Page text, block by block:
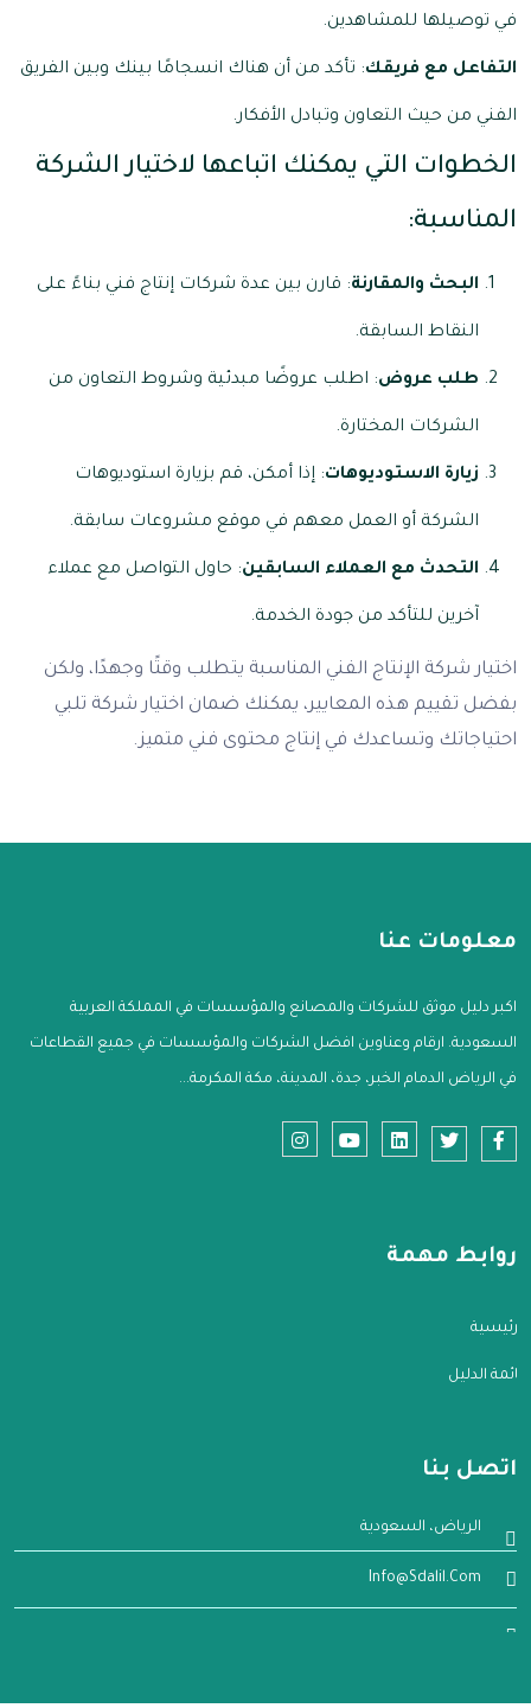
في توصيلها للمشاهدين.
التفاعل مع فريقك: تأكد من أن هناك انسجامًا بينك وبين الفريق
الفني من حيث التعاون وتبادل الأفكار.
الخطوات التي يمكنك اتباعها لاختيار الشركة
المناسبة:
البحث والمقارنة: قارن بين عدة شركات إنتاج فني بناءً على
النقاط السابقة.
طلب عروض: اطلب عروضًا مبدئية وشروط التعاون من
الشركات المختارة.
زيارة الاستوديوهات: إذا أمكن، قم بزيارة استوديوهات
الشركة أو العمل معهم في موقع مشروعات سابقة.
التحدث مع العملاء السابقين: حاول التواصل مع عملاء
آخرين للتأكد من جودة الخدمة.
اختيار شركة الإنتاج الفني المناسبة يتطلب وقتًا وجهدًا، ولكن
بفضل تقييم هذه المعايير، يمكنك ضمان اختيار شركة تلبي
احتياجاتك وتساعدك في إنتاج محتوى فني متميز.
معلومات عنا
اكبر دليل موثق للشركات والمصانع والمؤسسات في المملكة العربية
السعودية. ارقام وعناوين افضل الشركات والمؤسسات في جميع القطاعات
في الرياض الدمام الخبر، جدة، المدينة، مكة المكرمة...
روابط مهمة
الرئيسية
قائمة الدليل
اتصل بنا
الرياض، السعودية
Info@sdalil.com